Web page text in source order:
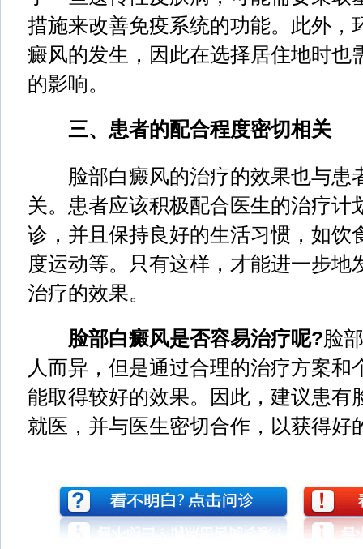
措施来改善免疫系统的功能。此外，
癜风的发生，因此在选择居住地时也
的影响。
三、患者的配合程度密切相关
脸部白癜风的治疗的效果也与患
关。患者应该积极配合医生的治疗计
诊，并且保持良好的生活习惯，如饮
度运动等。只有这样，才能进一步地
治疗的效果。
脸部白癜风是否容易治疗呢?脸
人而异，但是通过合理的治疗方案和
能取得较好的效果。因此，建议患有
就医，并与医生密切合作，以获得好